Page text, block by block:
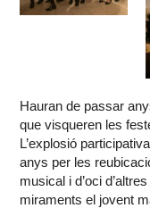
Hauran de passar
que visqueren les
L’explosió
anys per les
musical i d’oci
miraments el jovent